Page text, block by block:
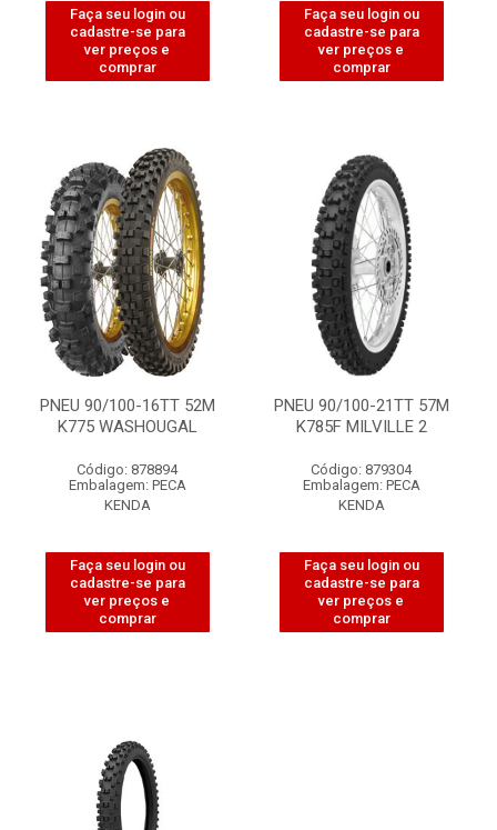
Faça seu login ou
cadastre-se para
ver preços e
comprar
Faça seu login ou
cadastre-se para
ver preços e
comprar
PNEU 90/100-16TT 52M
K775 WASHOUGAL
Código: 878894
Embalagem: PECA
KENDA
Faça seu login ou
cadastre-se para
ver preços e
comprar
PNEU 90/100-21TT 57M
K785F MILVILLE 2
Código: 879304
Embalagem: PECA
KENDA
Faça seu login ou
cadastre-se para
ver preços e
comprar